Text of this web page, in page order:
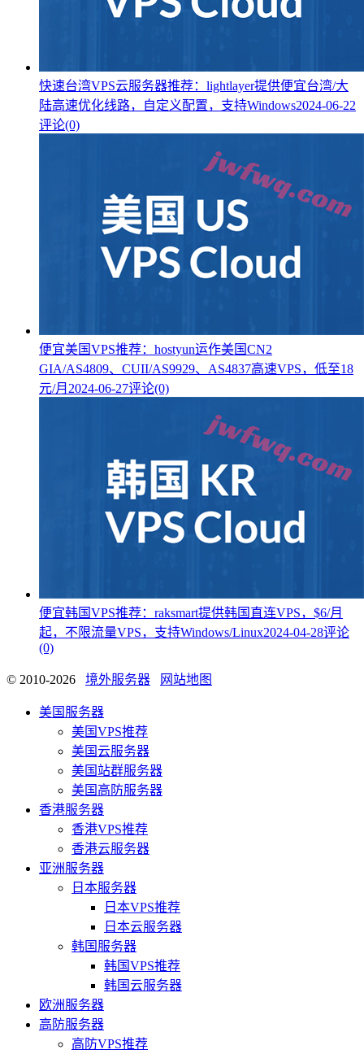
快速台湾VPS云服务器推荐：lightlayer提供便宜台湾/大
陆高速优化线路，自定义配置，支持Windows2024-06-22
评论(0)
便宜美国VPS推荐：hostyun运作美国CN2
GIA/AS4809、CUII/AS9929、AS4837高速VPS，低至18
元/月 2024-06-27评论(0)
便宜韩国VPS推荐：raksmart提供韩国直连VPS，$6/月
起，不限流量VPS，支持Windows/Linux2024-04-28评论
(0)
© 2010-2026 境外服务器 网站地图
美国服务器
美国VPS推荐
美国云服务器
美国站群服务器
美国高防服务器
香港服务器
香港VPS推荐
香港云服务器
亚洲服务器
日本服务器
日本VPS推荐
日本云服务器
韩国服务器
韩国VPS推荐
韩国云服务器
欧洲服务器
高防服务器
高防VPS推荐